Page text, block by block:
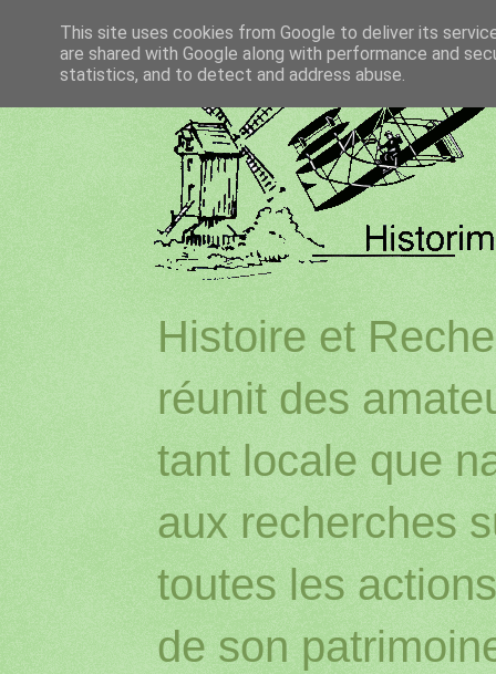
Histoire et
réunit des
tant locale que
aux recherches
toutes les
de son
This site uses cookies from Google to deliver its
are shared with Google along with performance and
statistics, and to detect and address abuse.